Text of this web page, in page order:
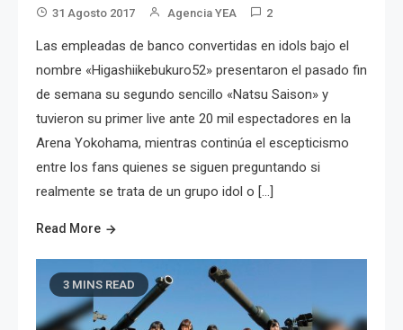
31 Agosto 2017 Agencia YEA 2
Las empleadas de banco convertidas en idols bajo el
nombre «Higashiikebukuro52» presentaron el pasado fin
de semana su segundo sencillo «Natsu Saison» y
tuvieron su primer live ante 20 mil espectadores en la
Arena Yokohama, mientras continúa el escepticismo
entre los fans quienes se siguen preguntando si
realmente se trata de un grupo idol o […]
Read More
3 MINS READ